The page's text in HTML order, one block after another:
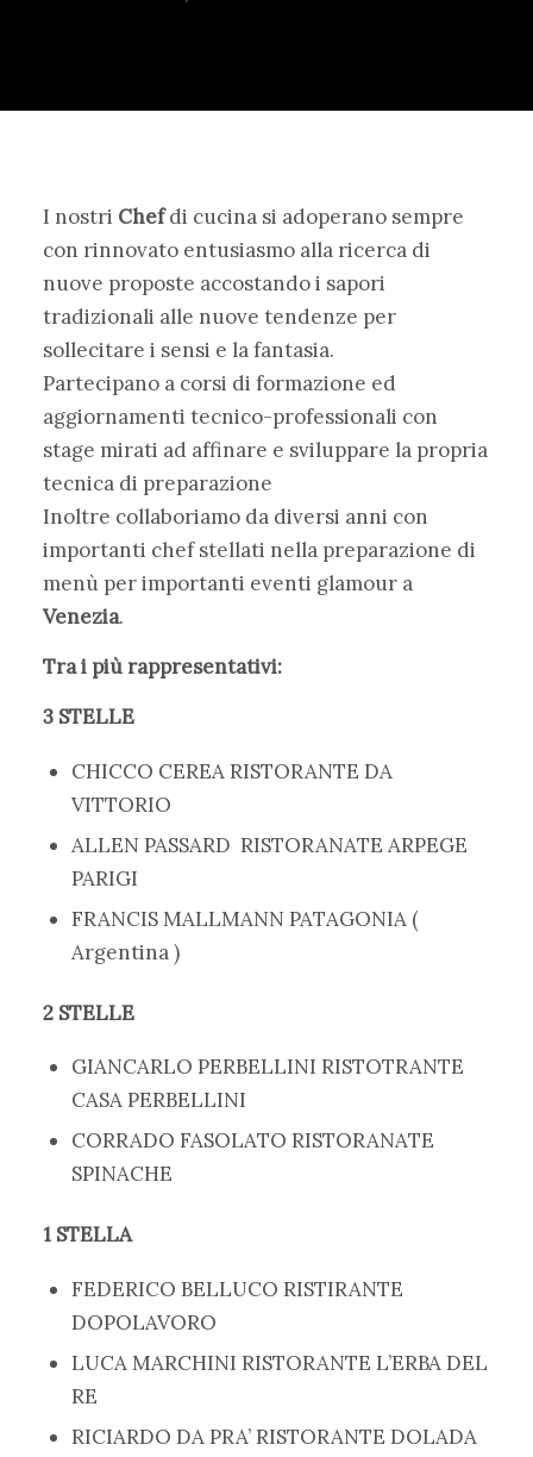
I nostri Chefdi cucina si adoperano sempre
con rinnovato entusiasmo alla ricerca di
nuove proposte accostando i sapori
tradizionali alle nuove tendenze per
sollecitare i sensi e la fantasia.
Partecipano a corsi di formazione ed
aggiornamenti tecnico-professionali con
stage mirati ad affinare e sviluppare la propria
tecnica di preparazione
Inoltre collaboriamo da diversi anni con
importanti chef stellati nella preparazione di
menù per importanti eventi glamour a
Venezia.
Tra i più rappresentativi:
3 STELLE
CHICCO CEREA RISTORANTE DA
VITTORIO
ALLEN PASSARD RISTORANATE ARPEGE
PARIGI
FRANCIS MALLMANN PATAGONIA (
Argentina )
2 STELLE
GIANCARLO PERBELLINI RISTOTRANTE
CASA PERBELLINI
CORRADO FASOLATO RISTORANATE
SPINACHE
1 STELLA
FEDERICO BELLUCO RISTIRANTE
DOPOLAVORO
LUCA MARCHINI RISTORANTE L’ERBA DEL
RE
RICIARDO DA PRA’ RISTORANTE DOLADA